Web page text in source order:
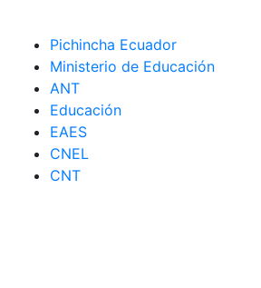
Pichincha Ecuador
Ministerio de Educación
ANT
Educación
EAES
CNEL
CNT